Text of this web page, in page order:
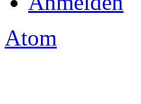
Atom